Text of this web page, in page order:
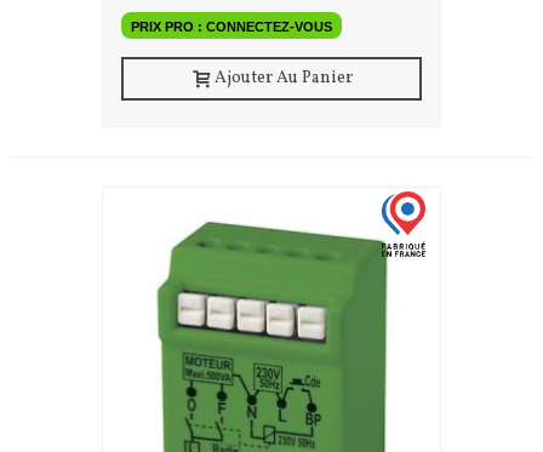
PRIX PRO : CONNECTEZ-VOUS
Ajouter Au Panier